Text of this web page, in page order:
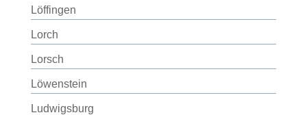
Löffingen
Lorch
Lorsch
Löwenstein
Ludwigsburg